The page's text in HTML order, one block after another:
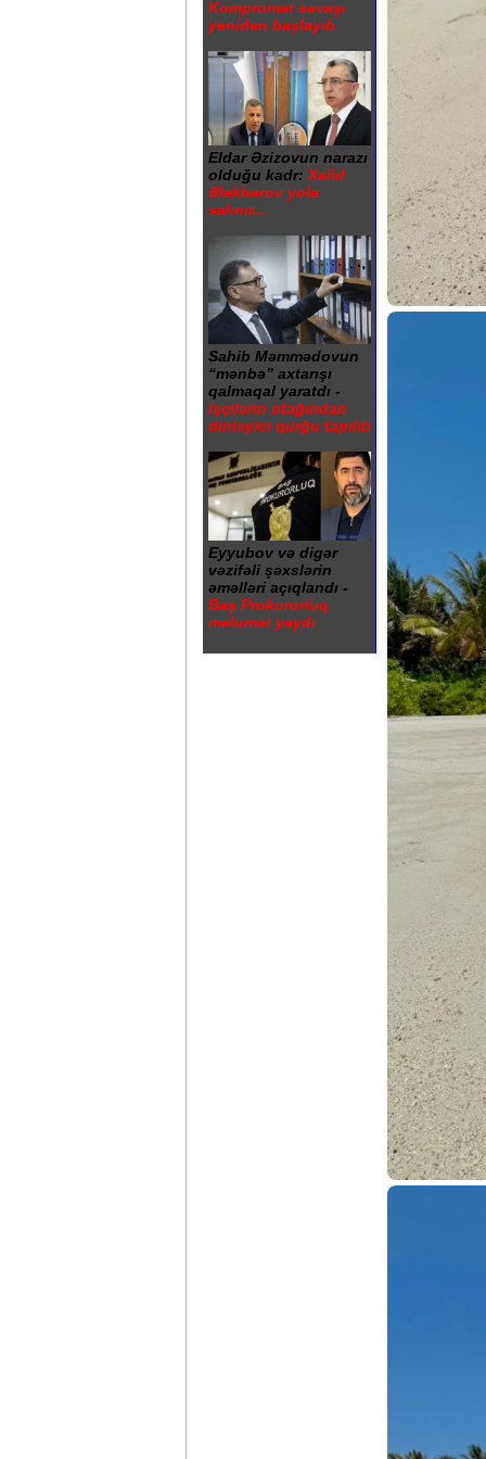
Kompromat savaşı
yenidən başlayıb
Eldar Əzizovun narazı
olduğu kadr: Xalid
Ələkbərov yola
salınır...
Sahib Məmmədovun
“mənbə” axtarışı
qalmaqal yaratdı -
İşçilərin otağından
dinləyici qurğu tapılıb
Eyyubov və digər
vəzifəli şəxslərin
əməlləri açıqlandı -
Baş Prokurorluq
məlumat yaydı